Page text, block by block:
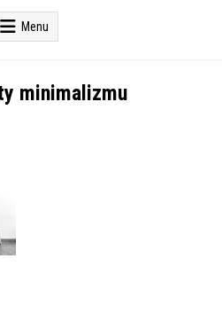
Menu
minimalizmu